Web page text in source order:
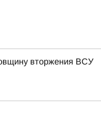
вторжения ВСУ